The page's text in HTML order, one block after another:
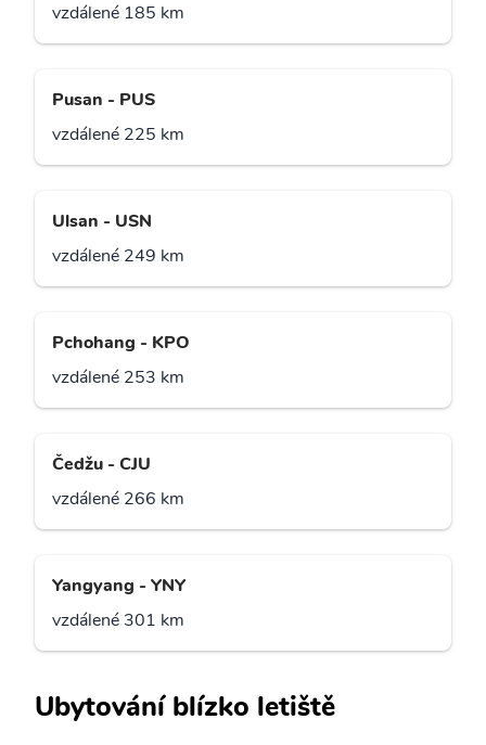
vzdálené 185 km
Pusan - PUS
vzdálené 225 km
Ulsan - USN
vzdálené 249 km
Pchohang - KPO
vzdálené 253 km
Čedžu - CJU
vzdálené 266 km
Yangyang - YNY
vzdálené 301 km
Ubytování blízko letiště